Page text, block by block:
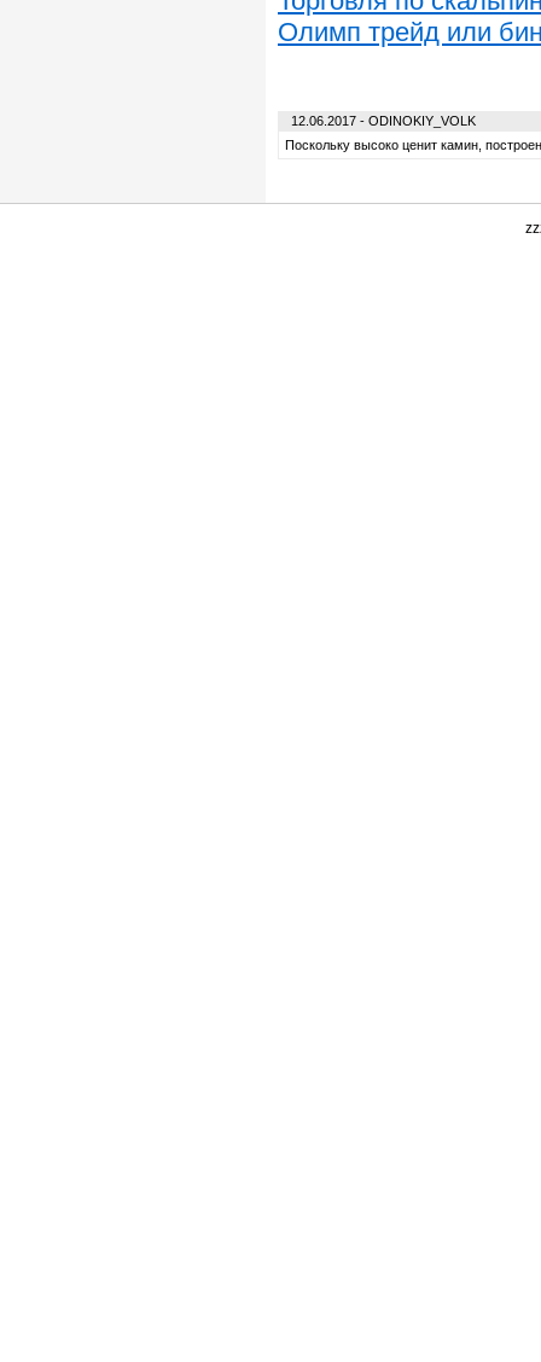
Олимп трейд или
12.06.2017 - ODINOKIY_VOLK
Поскольку высоко ценит камин,